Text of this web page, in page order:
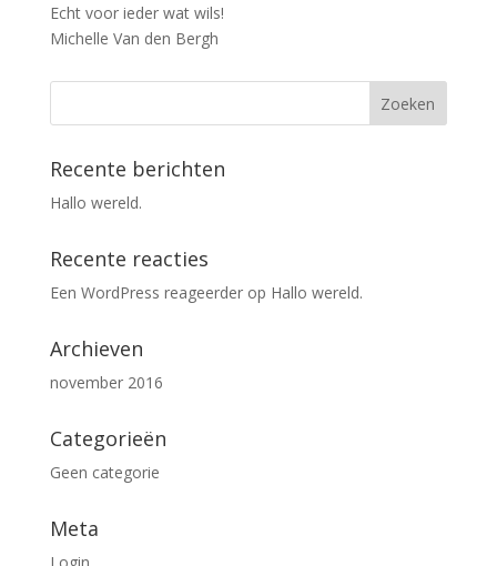
Echt voor ieder wat wils!
Michelle Van den Bergh
Recente berichten
Hallo wereld.
Recente reacties
Een WordPress reageerderop Hallo wereld.
Archieven
november 2016
Categorieën
Geen categorie
Meta